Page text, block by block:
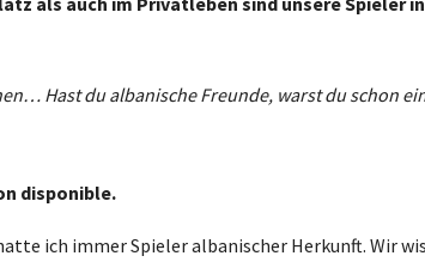
Hast du albanische Freunde, warst du schon
ich immer Spieler albanischer Herkunft. Wir